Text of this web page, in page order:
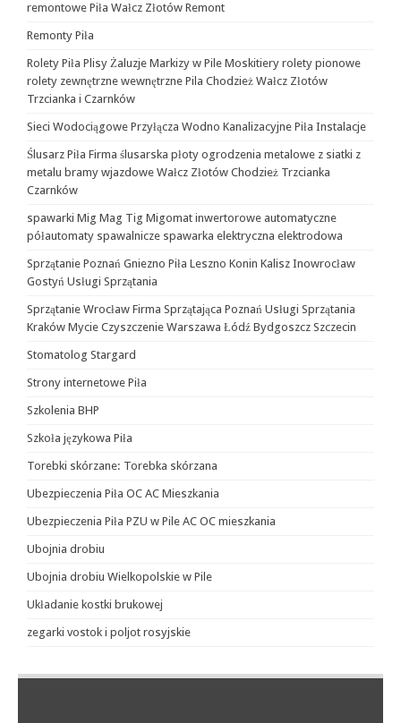
remontowe Piła Wałcz Złotów Remont
Remonty Piła
Rolety Piła Plisy Żaluzje Markizy w Pile Moskitiery rolety pionowe
rolety zewnętrzne wewnętrzne Pila Chodzież Wałcz Złotów
Trzcianka i Czarnków
Sieci Wodociągowe Przyłącza Wodno Kanalizacyjne Piła Instalacje
Ślusarz Piła Firma ślusarska płoty ogrodzenia metalowe z siatki z
metalu bramy wjazdowe Wałcz Złotów Chodzież Trzcianka
Czarnków
spawarki Mig Mag Tig Migomat inwertorowe automatyczne
półautomaty spawalnicze spawarka elektryczna elektrodowa
Sprzątanie Poznań Gniezno Piła Leszno Konin Kalisz Inowrocław
Gostyń Usługi Sprzątania
Sprzątanie Wrocław Firma Sprzątająca Poznań Usługi Sprzątania
Kraków Mycie Czyszczenie Warszawa Łódź Bydgoszcz Szczecin
Stomatolog Stargard
Strony internetowe Piła
Szkolenia BHP
Szkoła językowa Piła
Torebki skórzane: Torebka skórzana
Ubezpieczenia Piła OC AC Mieszkania
Ubezpieczenia Piła PZU w Pile AC OC mieszkania
Ubojnia drobiu
Ubojnia drobiu Wielkopolskie w Pile
Układanie kostki brukowej
zegarki vostok i poljot rosyjskie